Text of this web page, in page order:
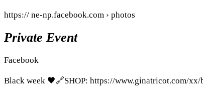
https:// ne-np.facebook.com › photos
Private Event
Facebook
Black week 🖤🔗SHOP: https://www.ginatricot.com/xx/